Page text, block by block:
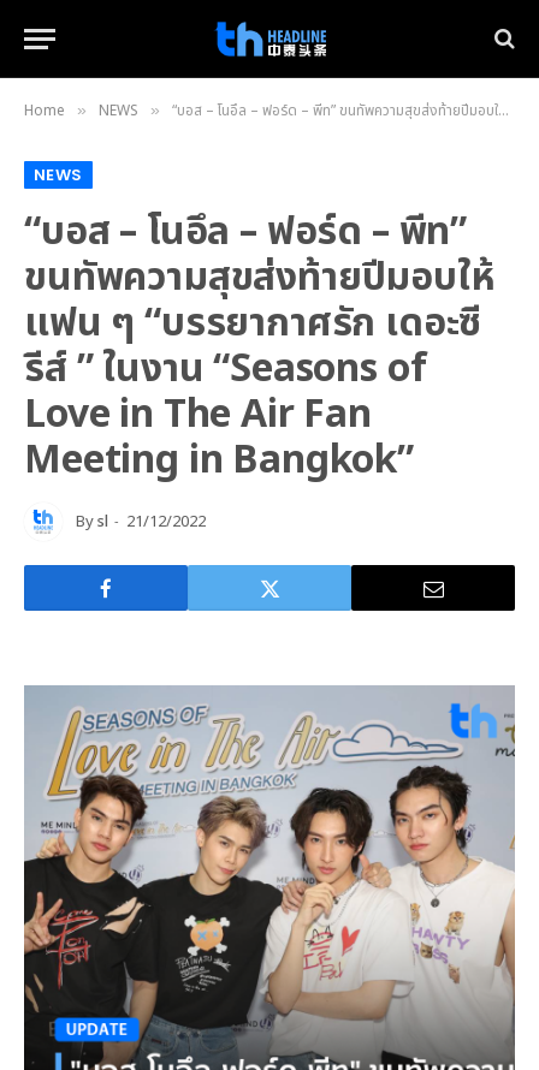
Home » NEWS » “บอส – โนอึล – ฟอร์ด – พีท” ขนทัพความสุขส่งท้ายปีมอบให้แฟน ๆ “บรรยากาศรัก เดอะซีรีส์ ” ในงาน “Seasons of Love in The Air Fan Meeting in Bangkok”
NEWS
“บอส – โนอึล – ฟอร์ด – พีท”
ขนทัพความสุขส่งท้ายปีมอบให้
แฟน ๆ “บรรยากาศรัก เดอะซี
รีส์ ” ในงาน “Seasons of
Love in The Air Fan
Meeting in Bangkok”
Bysl 21/12/2022